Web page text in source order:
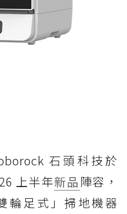
石頭科技於
上半年新品 陣容，
輪足式」掃地機器